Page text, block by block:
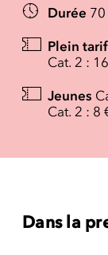
Durée
Plein tarif
Cat. 2 :
Jeunes
Cat. 2 : 8
Dans la